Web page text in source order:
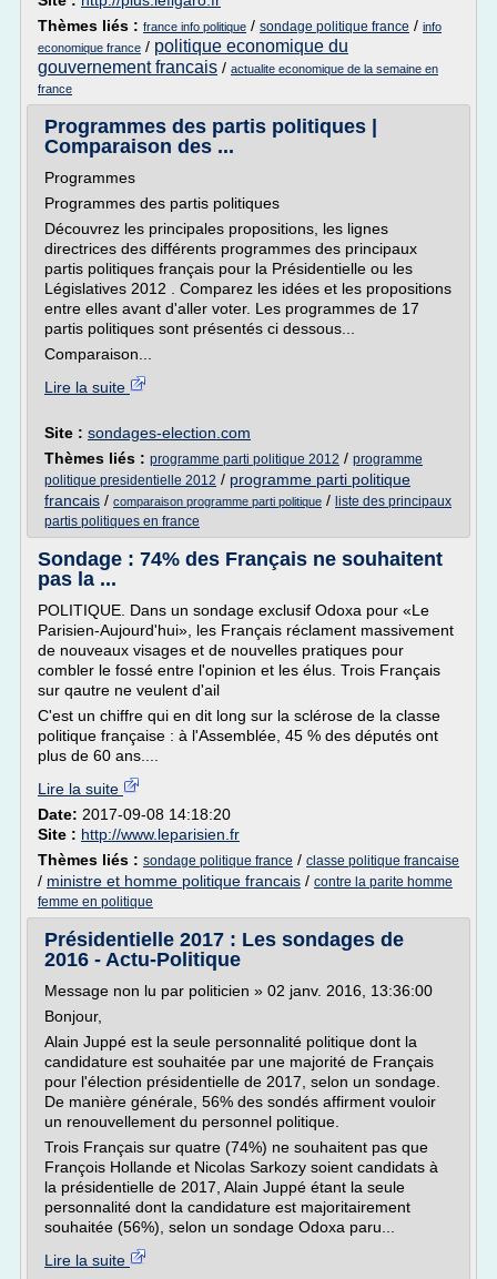
Thèmes liés : france info politique / sondage politique france / info
economique france / politique economique du
gouvernement francais / actualite economique de la semaine en
france
Programmes des partis politiques |
Comparaison des ...
Programmes
Programmes des partis politiques
Découvrez les principales propositions, les lignes
directrices des différents programmes des principaux
partis politiques français pour la Présidentielle ou les
Législatives 2012 . Comparez les idées et les propositions
entre elles avant d'aller voter. Les programmes de 17
partis politiques sont présentés ci dessous...
Comparaison...
Lire la suite
Site : sondages-election.com
Thèmes liés : programme parti politique 2012 / programme
politique presidentielle 2012 / programme parti politique
francais / comparaison programme parti politique / liste des principaux
partis politiques en france
Sondage : 74% des Français ne souhaitent
pas la ...
POLITIQUE. Dans un sondage exclusif Odoxa pour «Le
Parisien-Aujourd'hui», les Français réclament massivement
de nouveaux visages et de nouvelles pratiques pour
combler le fossé entre l'opinion et les élus. Trois Français
sur qautre ne veulent d'ail
C'est un chiffre qui en dit long sur la sclérose de la classe
politique française : à l'Assemblée, 45 % des députés ont
plus de 60 ans....
Lire la suite
Date: 2017-09-08 14:18:20
Site : http://www.leparisien.fr
Thèmes liés : sondage politique france / classe politique francaise
/ ministre et homme politique francais / contre la parite homme
femme en politique
Présidentielle 2017 : Les sondages de
2016 - Actu-Politique
Message non lu par politicien » 02 janv. 2016, 13:36:00
Bonjour,
Alain Juppé est la seule personnalité politique dont la
candidature est souhaitée par une majorité de Français
pour l'élection présidentielle de 2017, selon un sondage.
De manière générale, 56% des sondés affirment vouloir
un renouvellement du personnel politique.
Trois Français sur quatre (74%) ne souhaitent pas que
François Hollande et Nicolas Sarkozy soient candidats à
la présidentielle de 2017, Alain Juppé étant la seule
personnalité dont la candidature est majoritairement
souhaitée (56%), selon un sondage Odoxa paru...
Lire la suite